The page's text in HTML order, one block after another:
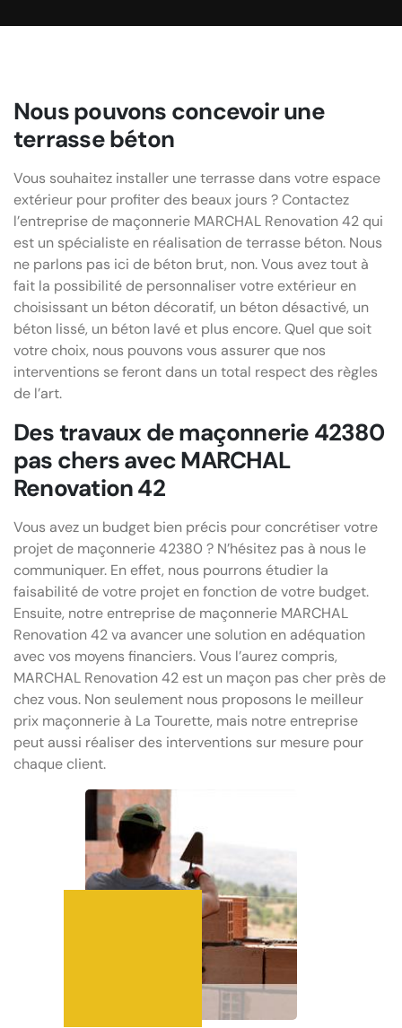
Nous pouvons concevoir une
terrasse béton
Vous souhaitez installer une terrasse dans votre espace
extérieur pour profiter des beaux jours ? Contactez
l’entreprise de maçonnerie MARCHAL Renovation 42 qui
est un spécialiste en réalisation de terrasse béton. Nous
ne parlons pas ici de béton brut, non. Vous avez tout à
fait la possibilité de personnaliser votre extérieur en
choisissant un béton décoratif, un béton désactivé, un
béton lissé, un béton lavé et plus encore. Quel que soit
votre choix, nous pouvons vous assurer que nos
interventions se feront dans un total respect des règles
de l’art.
Des travaux de maçonnerie 42380
pas chers avec MARCHAL
Renovation 42
Vous avez un budget bien précis pour concrétiser votre
projet de maçonnerie 42380 ? N’hésitez pas à nous le
communiquer. En effet, nous pourrons étudier la
faisabilité de votre projet en fonction de votre budget.
Ensuite, notre entreprise de maçonnerie MARCHAL
Renovation 42 va avancer une solution en adéquation
avec vos moyens financiers. Vous l’aurez compris,
MARCHAL Renovation 42 est un maçon pas cher près de
chez vous. Non seulement nous proposons le meilleur
prix maçonnerie à La Tourette, mais notre entreprise
peut aussi réaliser des interventions sur mesure pour
chaque client.